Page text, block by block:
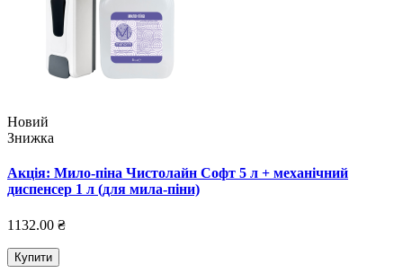
Новий
Знижка
Акція: Мило-піна Чистолайн Софт 5 л + механічний
диспенсер 1 л (для мила-піни)
1132.00 ₴
Купити